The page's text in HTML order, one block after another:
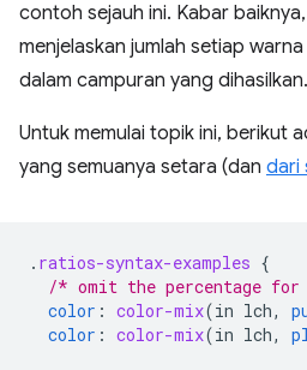
contoh sejauh ini. Kabar
menjelaskan jumlah setiap
dalam campuran yang dihasilkan.
Untuk memulai topik ini, berikut
yang semuanya setara (dan dari
. ratios-syntax-examples {
/* omit the percentage for
color : color-mix(in lch,
color : color-mix(in lch,